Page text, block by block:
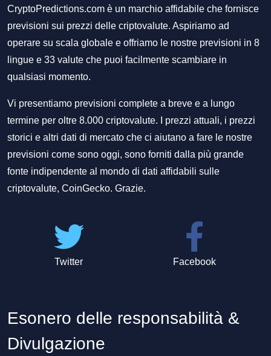
CryptoPredictions.com è un marchio affidabile che fornisce
previsioni sui prezzi delle criptovalute. Aspiriamo ad
operare su scala globale e offriamo le nostre previsioni in 8
lingue e 33 valute che puoi facilmente scambiare in
qualsiasi momento.
Vi presentiamo previsioni complete a breve e a lungo
termine per oltre 8.000 criptovalute. I prezzi attuali, i prezzi
storici e altri dati di mercato che ci aiutano a fare le nostre
previsioni come sono oggi, sono forniti dalla più grande
fonte indipendente al mondo di dati affidabili sulle
criptovalute, CoinGecko. Grazie.
Twitter Facebook
Esonero delle responsabilità &
Divulgazione